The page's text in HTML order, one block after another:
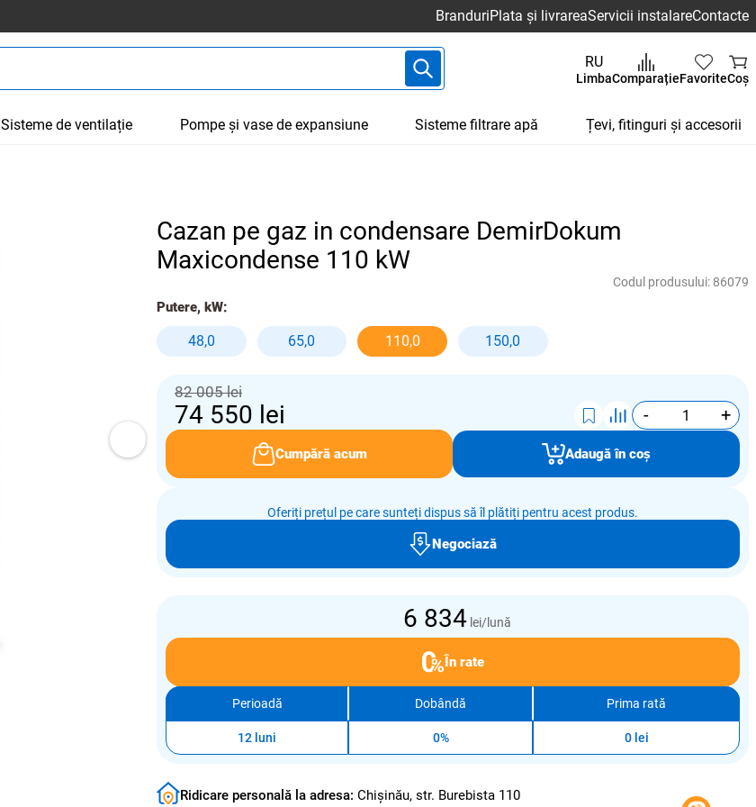
BranduriPlata și livrareaServicii instalareContacte
RU
LimbaComparațieFavoriteCoș
Sisteme de ventilație Pompe și vase de expansiune Sisteme filtrare apă Țevi, fitinguri și accesorii
Cazan pe gaz in condensare DemirDokum
Maxicondense 110 kW
Codul produsului: 86079
Putere, kW:
48,0 65,0 110,0 150,0
82 005 lei
74 550 lei - +
Cumpără acum Adaugă în coș
Oferiți prețul pe care sunteți dispus să îl plătiți pentru acest produs.
Negociază
6 834 lei/lună
În rate
Perioadă Dobândă Prima rată
12 luni 0% 0 lei
Ridicare personală la adresa: Chișinău, str. Burebista 110